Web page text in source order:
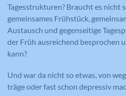
Tagesstrukturen? Braucht es nicht
gemeinsames Frühstück,
Austausch und gegenseitige
der Früh ausreichend besprochen
kann?
Und war da nicht so etwas, von
träge oder fast schon depressiv